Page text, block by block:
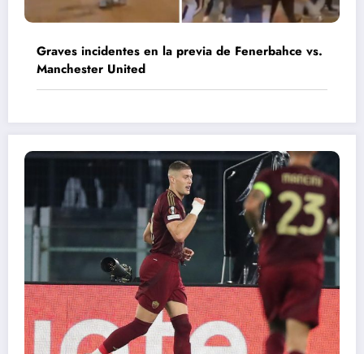
Graves incidentes en la previa de Fenerbahce vs.
Manchester United